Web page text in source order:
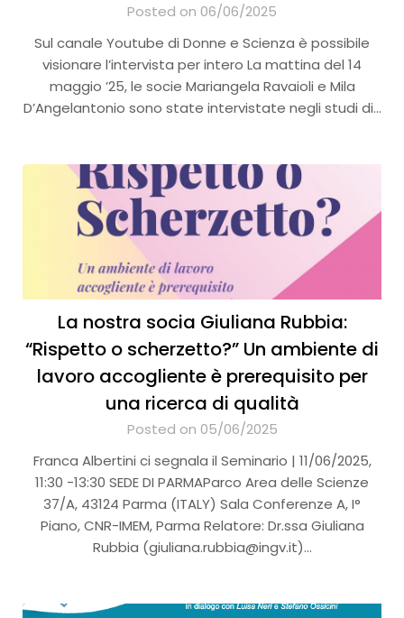
Posted on 06/06/2025
Sul canale Youtube di Donne e Scienza è possibile
visionare l’intervista per intero La mattina del 14
maggio ’25, le socie Mariangela Ravaioli e Mila
D’Angelantonio sono state intervistate negli studi di…
La nostra socia Giuliana Rubbia:
“Rispetto o scherzetto?” Un ambiente di
lavoro accogliente è prerequisito per
una ricerca di qualità
Posted on 05/06/2025
Franca Albertini ci segnala il Seminario | 11/06/2025,
11:30 -13:30 SEDE DI PARMAParco Area delle Scienze
37/A, 43124 Parma (ITALY) Sala Conferenze A, I°
Piano, CNR-IMEM, Parma Relatore: Dr.ssa Giuliana
Rubbia (giuliana.rubbia@ingv.it)…